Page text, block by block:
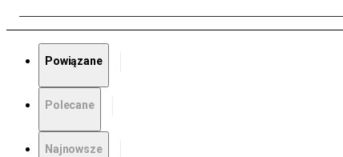
Powiązane
Polecane
Najnowsze